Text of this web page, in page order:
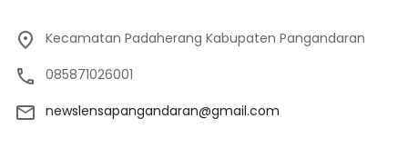
Kecamatan Padaherang Kabupaten Pangandaran
085871026001
newslensapangandaran@gmail.com